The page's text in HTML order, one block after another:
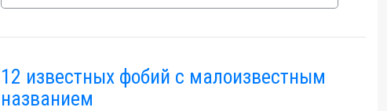
12 известных фобий с малоизвестным
названием